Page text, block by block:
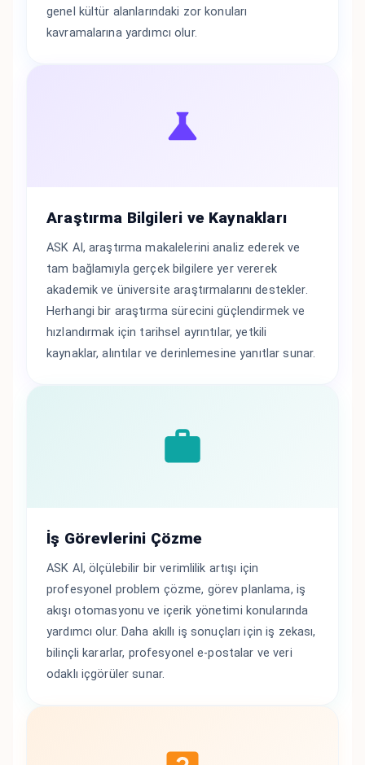
genel kültür alanlarındaki zor konuları
kavramalarına yardımcı olur.
Araştırma Bilgileri ve Kaynakları
ASK AI, araştırma makalelerini analiz ederek ve
tam bağlamıyla gerçek bilgilere yer vererek
akademik ve üniversite araştırmalarını destekler.
Herhangi bir araştırma sürecini güçlendirmek ve
hızlandırmak için tarihsel ayrıntılar, yetkili
kaynaklar, alıntılar ve derinlemesine yanıtlar sunar.
İş Görevlerini Çözme
ASK AI, ölçülebilir bir verimlilik artışı için
profesyonel problem çözme, görev planlama, iş
akışı otomasyonu ve içerik yönetimi konularında
yardımcı olur. Daha akıllı iş sonuçları için iş zekası,
bilinçli kararlar, profesyonel e-postalar ve veri
odaklı içgörüler sunar.